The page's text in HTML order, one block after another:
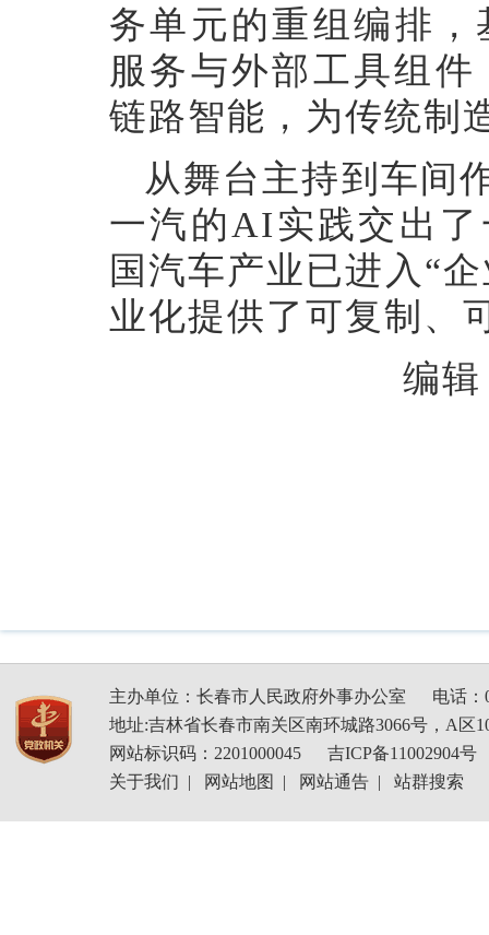
务单元的重组编排，
服务与外部工具组
链路智能，为传统制
从舞台主持到车间
一汽的 AI实践交出
国汽车产业已进入“
业化提供了可复制、
编
主办单位：长春市人民政府外事办公室
电话：
地址:吉林省长春市南关区南环城路3066号，A区
网站标识码：2201000045
吉ICP备11002904号
关于我们 | 网站地图 | 网站通告 | 站群搜索